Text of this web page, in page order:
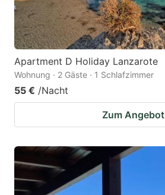
Apartment D Holiday Lanzarote
Wohnung · 2 Gäste · 1 Schlafzimmer
55 € /Nacht
Zum Angebot